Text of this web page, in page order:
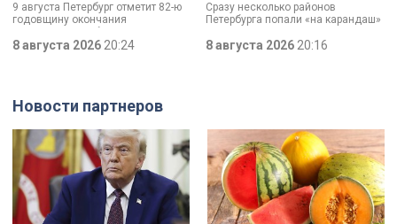
9 августа Петербург отметит 82-ю
годовщину окончания
воинской славы, который был
8 августа 202620:24
Сразу несколько районов
Петербурга попали «на карандаш»
парковкой во дворах. За два
8 августа 202620:16
Новости партнеров